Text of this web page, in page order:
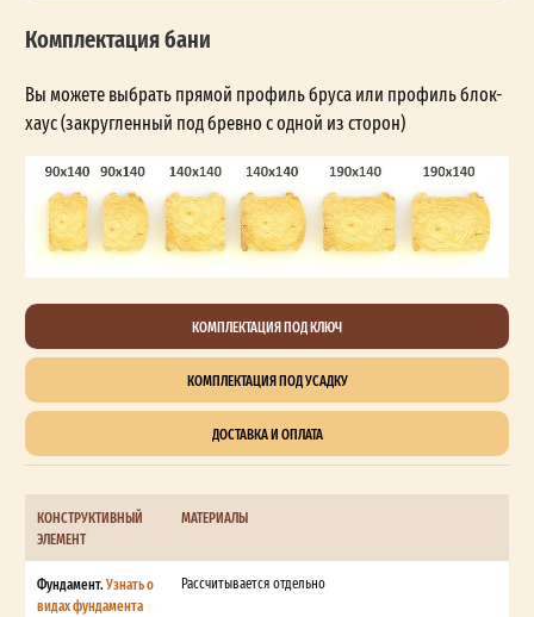
Комплектация бани
Вы можете выбрать прямой профиль бруса или профиль блок-
хаус (закругленный под бревно с одной из сторон)
КОМПЛЕКТАЦИЯ ПОД КЛЮЧ
КОМПЛЕКТАЦИЯ ПОД УСАДКУ
ДОСТАВКА И ОПЛАТА
КОНСТРУКТИВНЫЙ
ЭЛЕМЕНТ
МАТЕРИАЛЫ
Фундамент.Узнать о
видах фундамента
Рассчитывается отдельно